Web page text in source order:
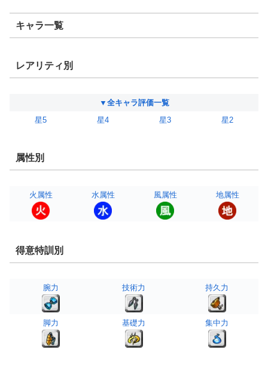
キャラ一覧
レアリティ別
▼全キャラ評価一覧
星5
星4 星3 星2
属性別
火属性 水属性 風属性 地属性
得意特訓別
腕力 技術力 持久力
脚力 基礎力 集中力